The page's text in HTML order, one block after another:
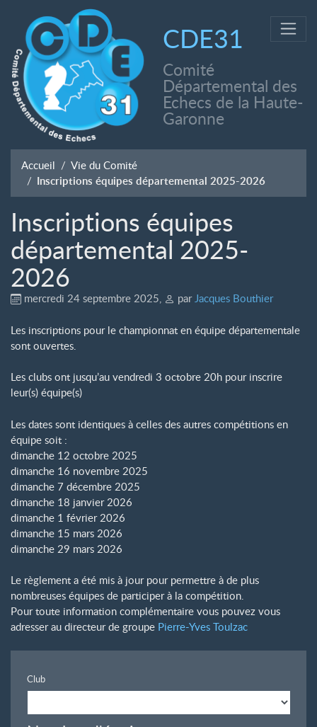
CDE31
Comité
Départemental des
Echecs de la Haute-
Garonne
Accueil Vie du Comité
Inscriptions équipes départemental 2025-2026
Inscriptions équipes
départemental 2025-
2026
mercredi 24 septembre 2025, parJacques Bouthier
Les inscriptions pour le championnat en équipe départementale
sont ouvertes.
Les clubs ont jusqu’au vendredi 3 octobre 20h pour inscrire
leur(s) équipe(s)
Les dates sont identiques à celles des autres compétitions en
équipe soit :
dimanche 12 octobre 2025
dimanche 16 novembre 2025
dimanche 7 décembre 2025
dimanche 18 janvier 2026
dimanche 1 février 2026
dimanche 15 mars 2026
dimanche 29 mars 2026
Le règlement a été mis à jour pour permettre à de plus
nombreuses équipes de participer à la compétition.
Pour toute information complémentaire vous pouvez vous
adresser au directeur de groupe Pierre-Yves Toulzac
Club